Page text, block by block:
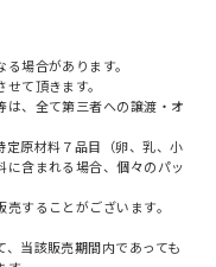
場合があります。
て頂きます。
、全て第三者への譲渡・オ
原材料７品目（卵、乳、小
含まれる場合、個々のパッ
することがございます。
当該販売期間内であっても